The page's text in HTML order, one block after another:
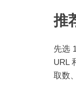
推
先选
URL
取数